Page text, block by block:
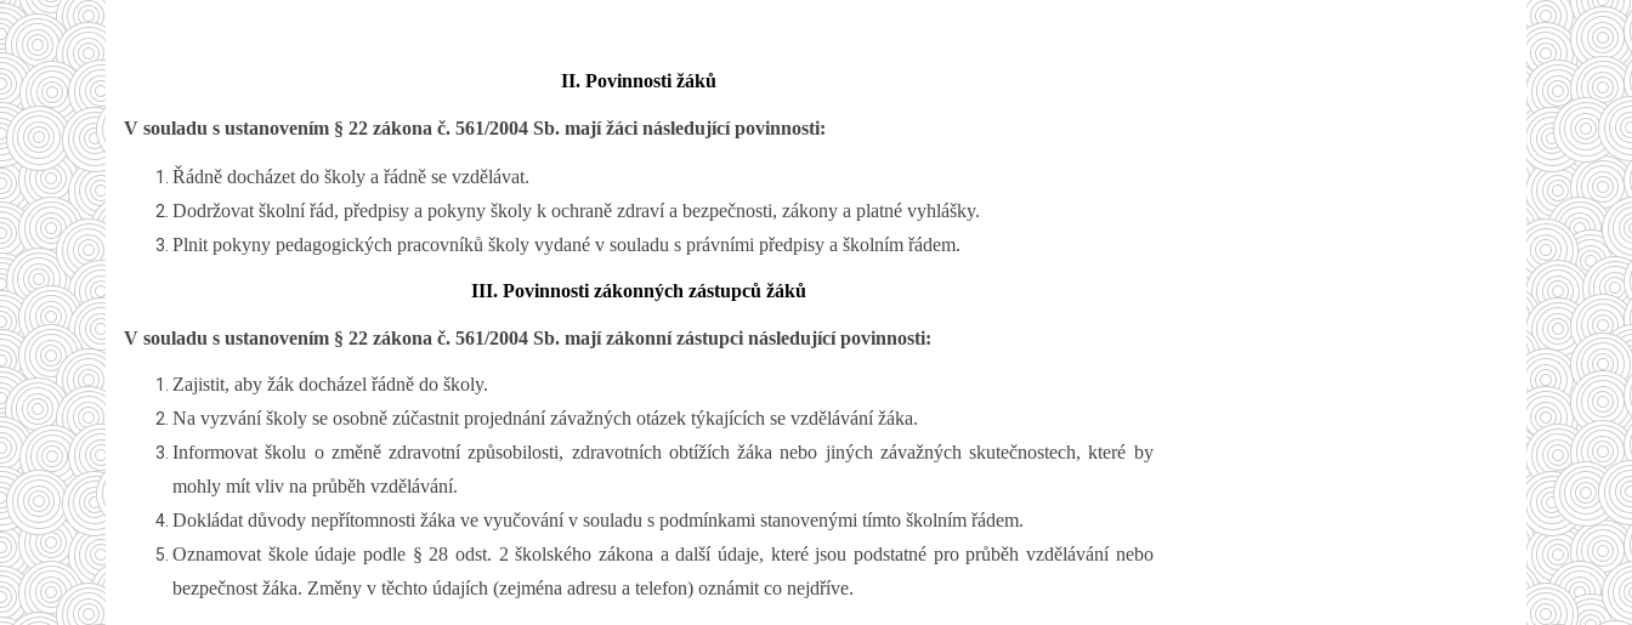
II. Povinnosti žáků
V souladu s ustanovením § 22 zákona č. 561/2004 Sb. mají žáci následující povinnosti:
Řádně docházet do školy a řádně se vzdělávat.
Dodržovat školní řád, předpisy a pokyny školy k ochraně zdraví a bezpečnosti, zákony a platné vyhlášky.
Plnit pokyny pedagogických pracovníků školy vydané v souladu s právními předpisy a školním řádem.
III. Povinnosti zákonných zástupců žáků
V souladu s ustanovením § 22 zákona č. 561/2004 Sb. mají zákonní zástupci následující povinnosti:
Zajistit, aby žák docházel řádně do školy.
Na vyzvání školy se osobně zúčastnit projednání závažných otázek týkajících se vzdělávání žáka.
Informovat školu o změně zdravotní způsobilosti, zdravotních obtížích žáka nebo jiných závažných skutečnostech, které by
mohly mít vliv na průběh vzdělávání.
Dokládat důvody nepřítomnosti žáka ve vyučování v souladu s podmínkami stanovenými tímto školním řádem.
Oznamovat škole údaje podle § 28 odst. 2 školského zákona a další údaje, které jsou podstatné pro průběh vzdělávání nebo
bezpečnost žáka. Změny v těchto údajích (zejména adresu a telefon) oznámit co nejdříve.